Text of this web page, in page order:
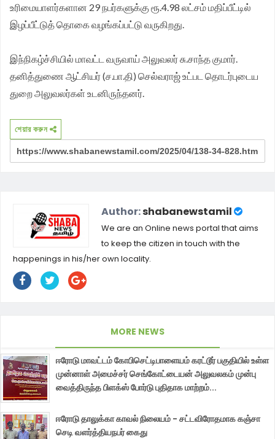
உரிமையாளர்களான 29 நபர்களுக்கு ரூ.4.98 லட்சம் மதிப்பீட்டில்
இழப்பீட்டுத் தொகை வழங்கப்பட்டு வருகிறது.
இந்நிகழ்ச்சியில் மாவட்ட வருவாய் அலுவலர் சு.சாந்த குமார்.
தனித்துணை ஆட்சியர் (ச.பா.தி) செல்வராஜ் உட்பட தொடர்புடைய
துறை அலுவலர்கள் உடனிருந்தனர்.
শেয়ার করুন
Author:shabanewstamil
We are an Online news portal that aims
to keep the citizen in touch with the
happenings in his/her own locality.
MORE NEWS
ஈரோடு மாவட்டம் கோபிசெட்டிபாளையம் கரட்டூர் பகுதியில் உள்ள
முன்னாள் அமைச்சர் செங்கோட்டையன் அலுவலகம் முன்பு
வைத்திருந்த பிளக்ஸ் போர்டு புதிதாக மாற்றம்...
ஈரோடு தாலுக்கா காவல் நிலையம் - சட்டவிரோதமாக கஞ்சா
செடி வளர்த்தியநபர் கைது